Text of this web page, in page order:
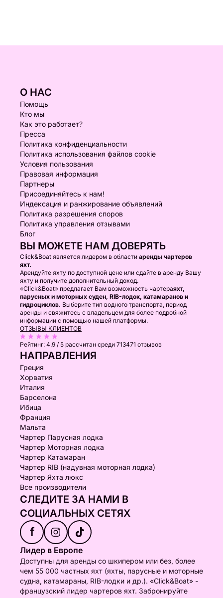
О НАС
Помощь
Кто мы
Как это работает?
Пресса
Политика конфиденциальности
Политика использования файлов cookie
Условия пользования
Правовая информация
Партнеры
Присоединяйтесь к нам!
Индексация и ранжирование объявлений
Политика разрешения споров
Политика управления отзывами
Блог
ВЫ МОЖЕТЕ НАМ ДОВЕРЯТЬ
Click&Boat является лидером в области аренды чартеров
яхт.
Арендуйте яхту по доступной цене или сдайте в аренду Вашу
яхту и получите дополнительный доход.
«Click&Boat» предлагает Вам возможность чартераяхт,
парусных и моторных суден, RIB-лодок, катамаранов и
гидроциклов. Выберите тип водного транспорта, период
аренды и свяжитесь с владельцем для более подробной
информации с помощью нашей платформы.
ОТЗЫВЫ КЛИЕНТОВ
Рейтинг: 4.9 / 5 рассчитан среди 713471 отзывов
НАПРАВЛЕНИЯ
Греция
Хорватия
Италия
Барселона
Ибица
Франция
Мальта
Чартер Парусная лодка
Чартер Моторная лодка
Чартер Катамаран
Чартер RIB (надувная моторная лодка)
Чартер Яхта люкс
Все производители
СЛЕДИТЕ ЗА НАМИ В
СОЦИАЛЬНЫХ СЕТЯХ
f
Лидер в Европе
Доступны для аренды со шкипером или без, более
чем 55 000 частных яхт (яхты, парусные и моторные
судна, катамараны, RIB-лодки и др.). «Click&Boat» -
французский лидер чартеров яхт. Забронируйте